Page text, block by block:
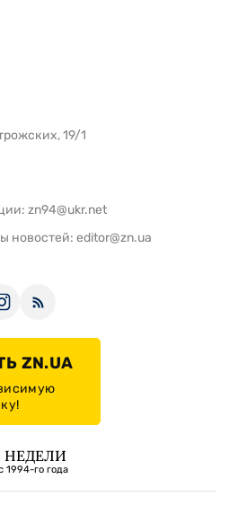
19/1
zn94@ukr.net
новостей: editor@zn.ua
ZN.UA
НЕДЕЛИ
1994-го года